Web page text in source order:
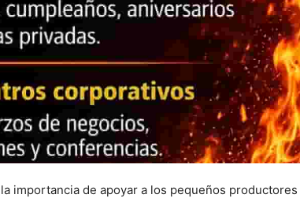
importancia de apoyar a los pequeños productores